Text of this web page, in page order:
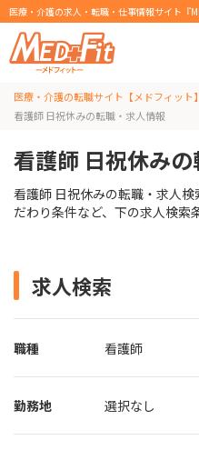
医療・介護の求人・転職・仕事情報サイト『
医療・介護の転職サイト【メドフィット】
看護師 日祝休みの転職・求人情報
看護師 日祝休み
看護師 日祝休みの転職・求人
だわり条件など、下の求人検索
求人検索
職種 看護師
勤務地 選択なし